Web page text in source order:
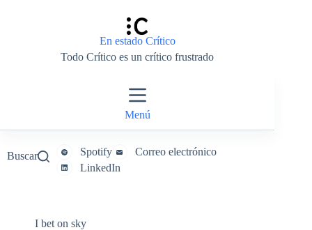
En estado Crítico
Todo Crítico es un crítico frustrado
Menú
Buscar Spotify
Correo electrónico
LinkedIn
I bet on sky